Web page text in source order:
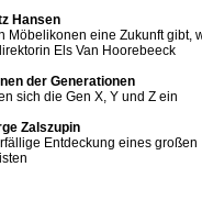
Hansen
Möbelikonen eine Zukunft gibt,
Els Van Hoorebeeck
der Generationen
sich die Gen X, Y und Z ein
Zalszupin
Entdeckung eines großen